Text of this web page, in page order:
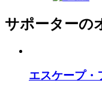
サポーターの
エスケープ・